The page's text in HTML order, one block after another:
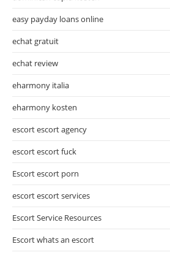
easy payday loans online
echat gratuit
echat review
eharmony italia
eharmony kosten
escort escort agency
escort escort fuck
Escort escort porn
escort escort services
Escort Service Resources
Escort whats an escort